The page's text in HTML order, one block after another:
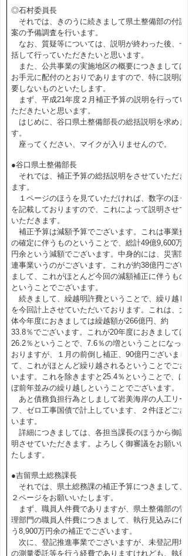
◎石村委員長
それでは、きのうに続きまして県土整備部の付議
案の予備調査を行います。
なお、質疑等については、説明が終わった後、一
括して行っていただきたいと思います。
また、公共事業の実施地区の概要につきましては
お手元に配付のとおりでありますので、特に説明は
要しないものといたします。
まず、平成21年度２月補正予算の説明を行ってい
ただきたいと思います。
はじめに、谷口県土整備部長の総括説明を求めま
す。
座ってください、マイクが入りませんので。
●谷口県土整備部長
それでは、補正予算の総括説明をさせていただき
ます。
１ページのほうを見ていただければ、数字のほう
を記載しておりますので、これによって説明させて
いただきます。
補正予算は減額予算でございます。これは事業費
の確定に伴うものということで、総計49億9,600万
円余という減額でございます。中身的には、災害関
連事業いうのがございます。これが約38億円ござい
まして、これがほとんど今回の減額補正に伴うもの
ということでございます。
続きまして、繰越明許費ということで、繰り越し
を今回計上させていただいております。これは、大
体今年度におきましては繰越額が266億円、約
33.8％でございます。これが20年度におきましては
26.2％ということで、7.6％の増ということになって
おりますが、１月の前倒し補正、90億円ございまし
て、これがほとんど繰り越されるということでござ
います。これを除きますと25.4％ということで、ほ
ぼ前年並みの繰り越しということでございます。
あと債務負担行為としまして岩美海岸の人工リー
フ、ゼロ工事国債で計上しています、２件ほどござ
います。
詳細につきましては、各担当課長のほうから御説
明させていただきます。よろしく御審議をお願いい
たします。
●吉留県土総務課長
それでは、県土総務課の補正予算につきまして、
２ページをお願いいたします。
まず、職員人件費でありますが、県土整備部の管
理部門の職員人件費につきまして、執行見込みに伴
う8,900万円余の補正でございます。
次に、登記推進事業でございますが、未登記用地
の測量委託等を行う経費でありますけれども、執行